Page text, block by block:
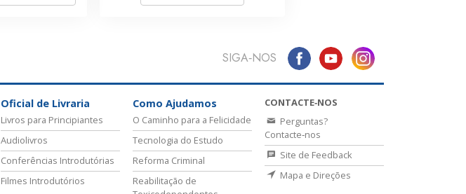
SIGA‑NOS
Oficial de Livraria
Livros para Principiantes
Audiolivros
Conferências Introdutórias
Filmes Introdutórios
Como Ajudamos
O Caminho para a Felicidade
Tecnologia do Estudo
Reforma Criminal
Reabilitação de
CONTACTE‑NOS
Perguntas?
Contacte‑nos
Site de Feedback
Mapa e Direções